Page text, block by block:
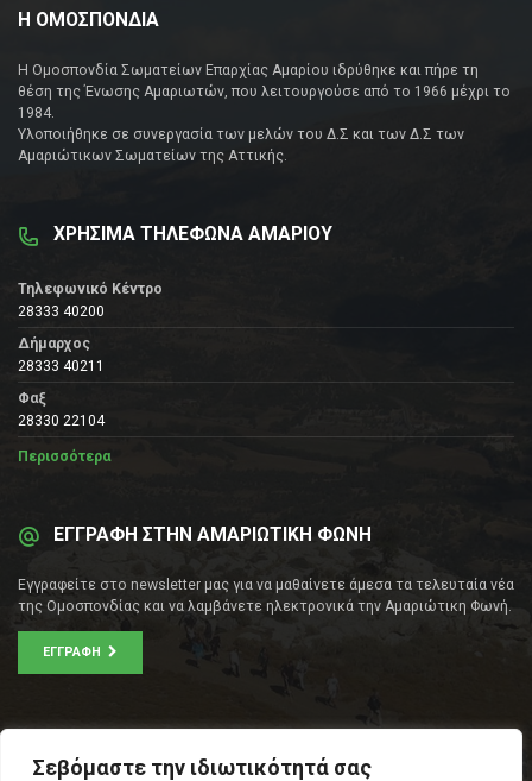
Σεβόμαστε την ιδιωτικότητά σας
Η ΟΜΟΣΠΟΝΔΙΑ
Η Ομοσπονδία Σωματείων Επαρχίας Αμαρίου ιδρύθηκε και πήρε τη
θέση της Ένωσης Αμαριωτών, που λειτουργούσε από το 1966 μέχρι το
1984.
Υλοποιήθηκε σε συνεργασία των μελών του Δ.Σ και των Δ.Σ των
Αμαριώτικων Σωματείων της Αττικής.
ΧΡΗΣΙΜΑ ΤΗΛΕΦΩΝΑ ΑΜΑΡΙΟΥ
Τηλεφωνικό Κέντρο
28333 40200
Δήμαρχος
28333 40211
Φαξ
28330 22104
Περισσότερα
ΕΓΓΡΑΦΗ ΣΤΗΝ ΑΜΑΡΙΩΤΙΚΗ ΦΩΝΗ
Εγγραφείτε στο newsletter μας για να μαθαίνετε άμεσα τα τελευταία νέα
της Ομοσπονδίας και να λαμβάνετε ηλεκτρονικά την Αμαριώτικη Φωνή.
ΕΓΓΡΑΦΉ